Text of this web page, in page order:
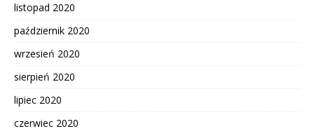
listopad 2020
październik 2020
wrzesień 2020
sierpień 2020
lipiec 2020
czerwiec 2020